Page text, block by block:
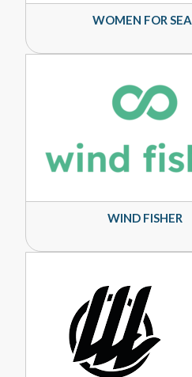
WOMEN FOR SEA
WIND FISHER